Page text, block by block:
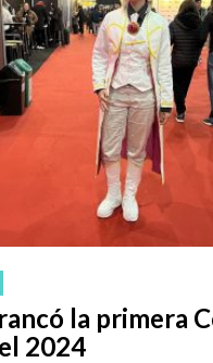
la primera
2024